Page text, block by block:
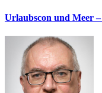
Urlaubscon und Meer